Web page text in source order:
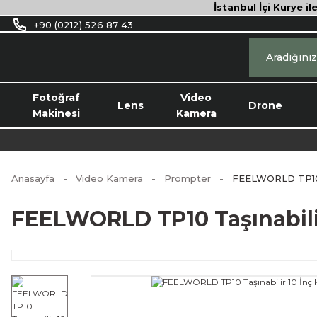
İstanbul İçi Kurye
+90 (0212) 526 87 43
Fotoğraf
Makinesi
Lens
Video
Kamera
Drone
Anasayfa Video Kamera Prompter FEELWORLD
FEELWORLD TP10